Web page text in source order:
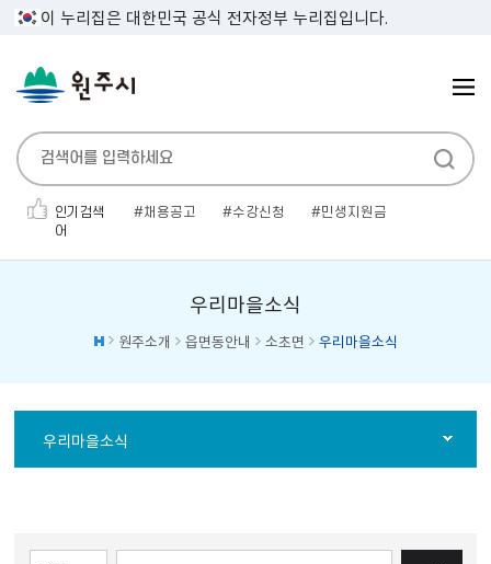
이 누리집은 대한민국 공식 전자정부 누리집입니다.
인기검색
어
채용공고 수강신청
민생지원금
우리마을소식
원주소개 읍면동안내 소초면 우리마을소식
우리마을소식